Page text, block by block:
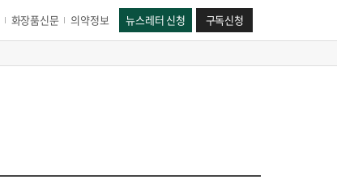
화장품신문 의약정보 뉴스레터 신청 구독신청